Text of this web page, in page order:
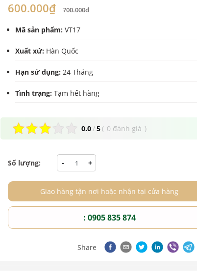
600.000₫ 700.000₫
Mã sản phẩm: VT17
Xuất xứ: Hàn Quốc
Hạn sử dụng: 24 Tháng
Tình trạng: Tạm hết hàng
0.0/5( 0 đánh giá )
Số lượng: - +
Giao hàng tận nơi hoặc nhận tại cửa hàng
: 0905 835 874
Share